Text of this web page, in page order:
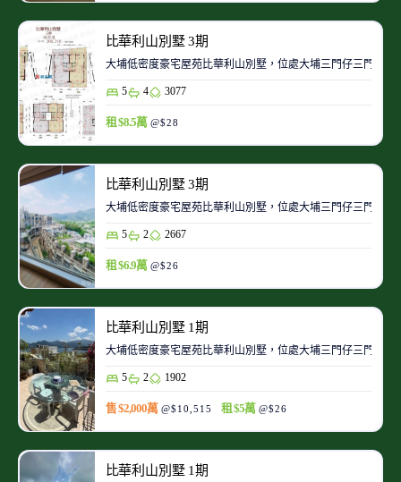
比華利山別墅 3期
大埔低密度豪宅屋苑比華利山別墅，位處大埔三門仔三門仔
5 4 3077
租 $8.5萬 @$28
比華利山別墅 3期
大埔低密度豪宅屋苑比華利山別墅，位處大埔三門仔三門仔
5 2 2667
租 $6.9萬 @$26
比華利山別墅 1期
大埔低密度豪宅屋苑比華利山別墅，位處大埔三門仔三門仔
5 2 1902
售 $2,000萬 @$10,515 租 $5萬 @$26
比華利山別墅 1期